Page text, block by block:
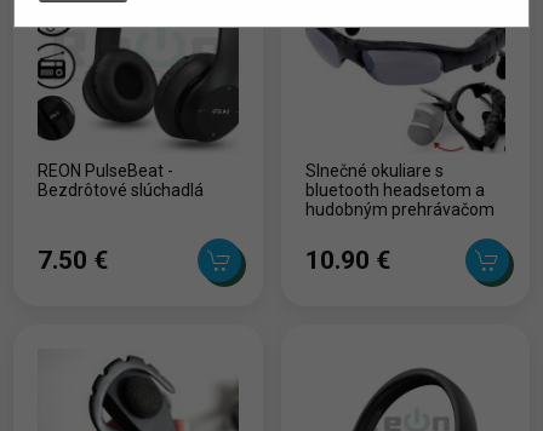
REON PulseBeat -
Bezdrôtové slúchadlá
7.50 ‎€
Slnečné okuliare s
bluetooth headsetom a
hudobným prehrávačom
10.90 ‎€